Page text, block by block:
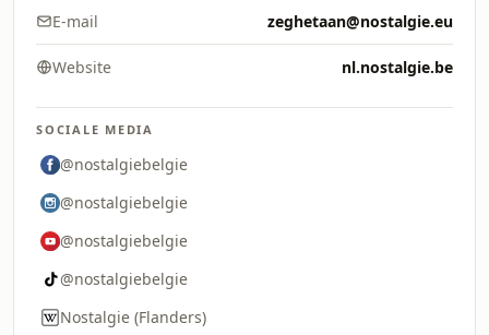
E-mail zeghetaan@nostalgie.eu
Website nl.nostalgie.be
SOCIALE MEDIA
@nostalgiebelgie
@nostalgiebelgie
@nostalgiebelgie
@nostalgiebelgie
Nostalgie (Flanders)